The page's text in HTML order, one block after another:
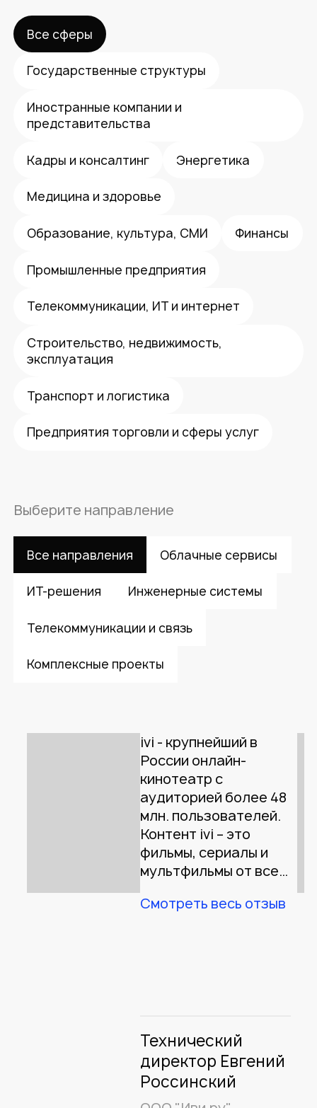
Все сферы
Государственные структуры
Иностранные компании и
представительства
Кадры и консалтинг Энергетика
Медицина и здоровье
Образование, культура, СМИ Финансы
Промышленные предприятия
Телекоммуникации, ИТ и интернет
Строительство, недвижимость,
эксплуатация
Транспорт и логистика
Предприятия торговли и сферы услуг
Выберите направление
Все направления Облачные сервисы
ИТ-решения Инженерные системы
Телекоммуникации и связь
Комплексные проекты
ivi - крупнейший в
России онлайн-
кинотеатр с
аудиторией более 48
млн. пользователей.
Контент ivi – это
фильмы, сериалы и
мультфильмы от всех
мейджоров, мировых
Columbia Pictures,
Централ
Партнершип,
Базелевс, СТС, НТВ,
Смотреть весь отзыв
Технический
директор Евгений
Россинский